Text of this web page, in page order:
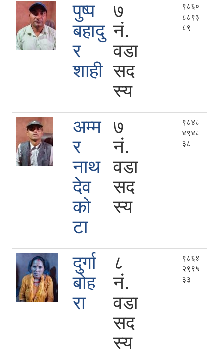
पुष्प
बहादु
र
शाही
७
नं.
वडा
सद
स्य
९८६०
८८९३
८९
अम्म
र
नाथ
देव
को
टा
७
नं.
वडा
सद
स्य
९८४८
४९४८
३८
दुर्गा
बोह
रा
८
नं.
वडा
सद
स्य
९८६४
२९९५
३३